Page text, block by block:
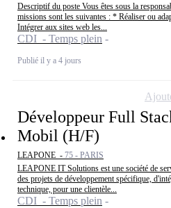
Descriptif du poste Vous êtes sous la
missions sont les suivantes : * Réaliser ou
Intégrer aux sites web les...
CDI - Temps plein
Publié il y a 4 jours
Développeur Full
Mobil (H/F)
LEAPONE - 75 - PARIS
LEAPONE IT Solutions est une société de
des projets de développement spécifique,
technique, pour une clientèle...
CDI - Temps plein